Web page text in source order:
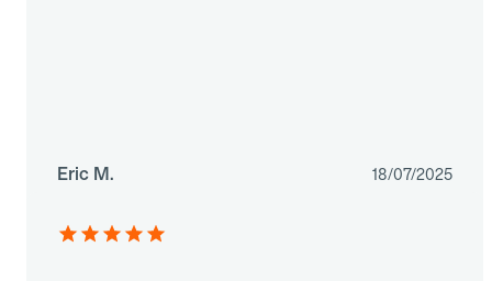
Eric M. 18/07/2025